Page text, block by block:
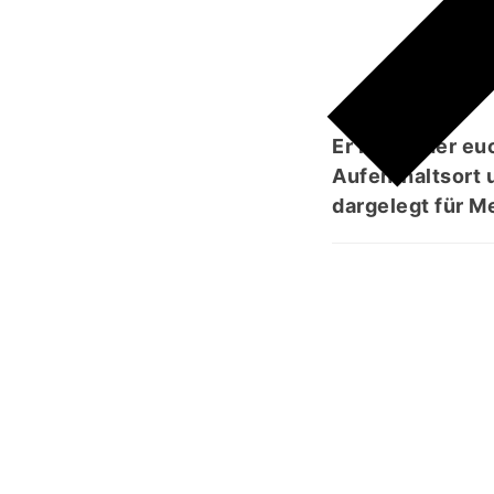
Er ist es, der
Aufenthaltsort
dargelegt für